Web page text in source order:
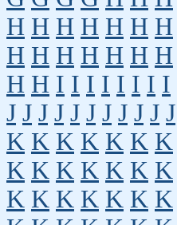
H H H H H H H
H H H H H H H
H H I I I I I I I I
J J J J J J J J J J J
K K K K K K K
K K K K K K K
K K K K K K K